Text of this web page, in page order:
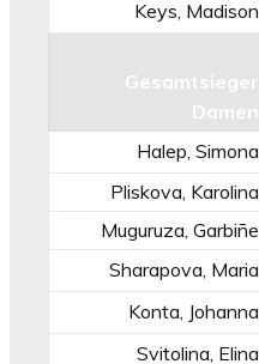
Keys, Madison
Gesamtsieger
Damen
Halep, Simona
Pliskova, Karolina
Muguruza, Garbiñe
Sharapova, Maria
Konta, Johanna
Svitolina, Elina